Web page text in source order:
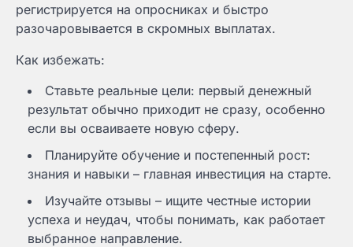
регистрируется на опросниках и быстро
разочаровывается в скромных выплатах.
Как избежать:
Ставьте реальные цели: первый денежный
результат обычно приходит не сразу, особенно
если вы осваиваете новую сферу.
Планируйте обучение и постепенный рост:
знания и навыки – главная инвестиция на старте.
Изучайте отзывы – ищите честные истории
успеха и неудач, чтобы понимать, как работает
выбранное направление.